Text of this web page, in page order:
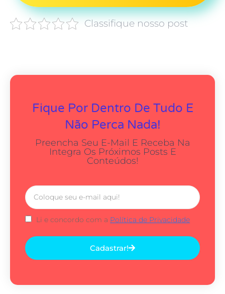
Classifique nosso post
Fique Por Dentro De Tudo E
Não Perca Nada!
Preencha Seu E-Mail E Receba Na
Integra Os Próximos Posts E
Conteúdos!
Li e concordo com a Política de Privacidade
Cadastrar!